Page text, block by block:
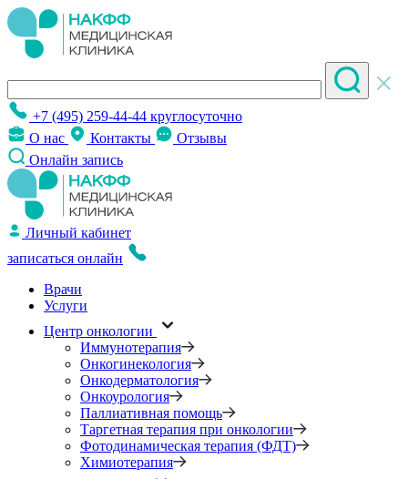
+7 (495) 259-44-44 круглосуточно
О нас
Контакты
Отзывы
Онлайн запись
Личный кабинет
записаться онлайн
Врачи
Услуги
Центр онкологии
Иммунотерапия
Онкогинекология
Онкодерматология
Онкоурология
Паллиативная помощь
Таргетная терапия при онкологии
Фотодинамическая терапия (ФДТ)
Химиотерапия